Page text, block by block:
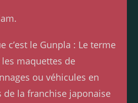
c’est le Gunpla : Le terme
maquettes de
ou véhicules en
de la franchise japonaise